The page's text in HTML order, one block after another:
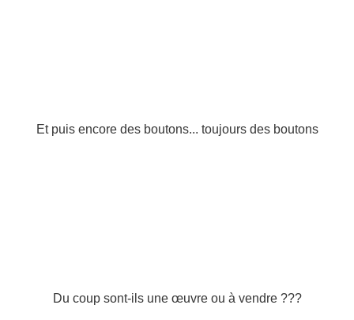
Et puis encore des boutons... toujours des boutons
Du coup sont-ils une œuvre ou à vendre ???